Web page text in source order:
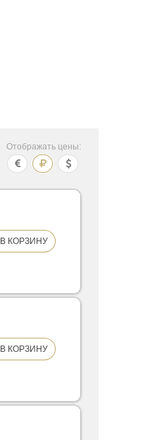
Отображать цены:
В КОРЗИНУ
В КОРЗИНУ